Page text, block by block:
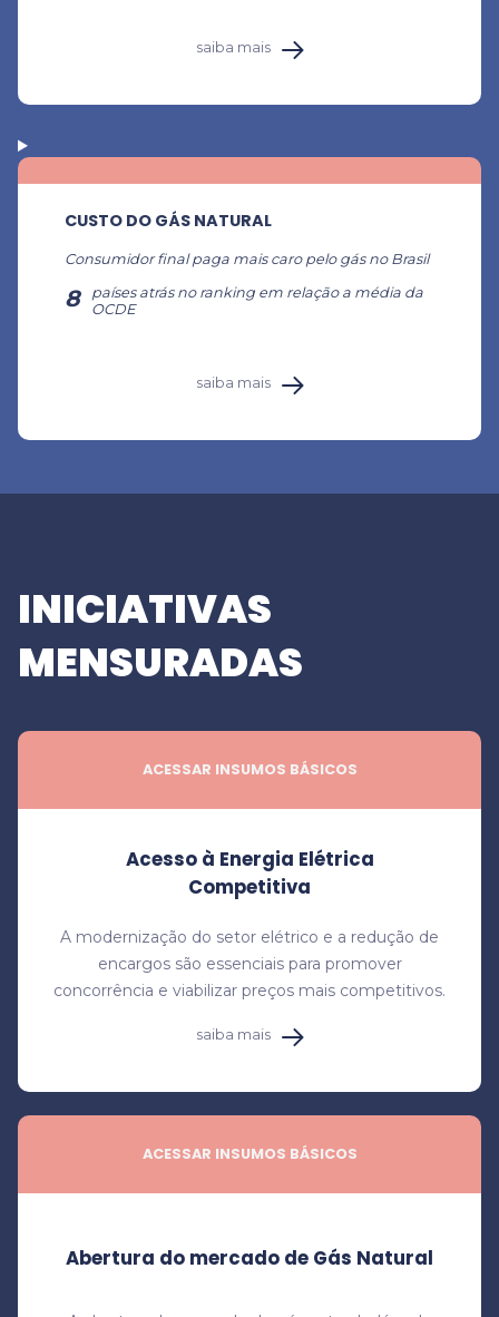
saiba mais
CUSTO DO GÁS NATURAL
Consumidor final paga mais caro pelo gás no Brasil
8
países atrás no ranking em relação a média da
OCDE
saiba mais
INICIATIVAS
MENSURADAS
ACESSAR INSUMOS BÁSICOS
Acesso à Energia Elétrica
Competitiva
A modernização do setor elétrico e a redução de
encargos são essenciais para promover
concorrência e viabilizar preços mais competitivos.
saiba mais
ACESSAR INSUMOS BÁSICOS
Abertura do mercado de Gás Natural